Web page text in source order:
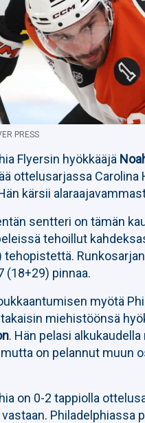
PRESS
Flyersin hyökkääjä
ottelusarjassa Carolina
kärsii
sentteri on tämän
tehoillut
tehopistettä.
(18+29) pinnaa.
myötä
miehistöönsä
. Hän pelasi
on pelannut muun
on 0-2 tappiolla
vastaan. Philadelphiassa